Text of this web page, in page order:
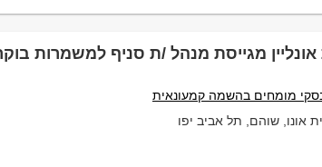
אונליין מגייסת מנהל /ת סניף למשמרות
מומחים בהשמה קמעונאית
אונו, שוהם, תל אביב יפו